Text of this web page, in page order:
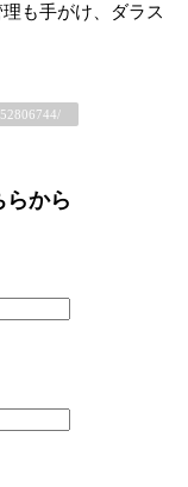
も手がけ、ダラス
らから